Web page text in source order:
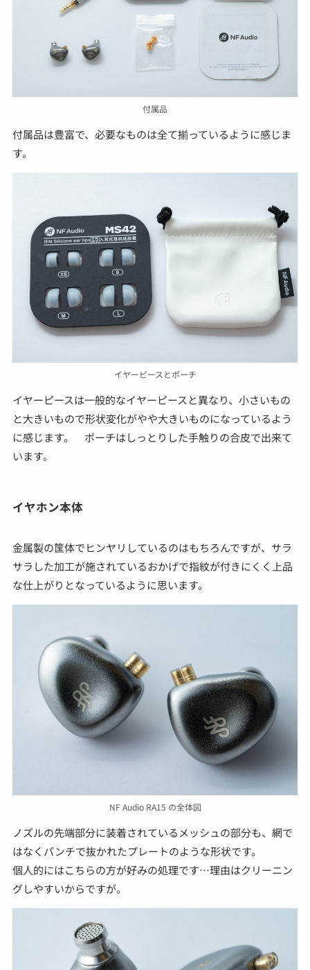
付属品
付属品は豊富で、必要なものは全て揃っているように感じま
す。
イヤーピースとポーチ
イヤーピースは一般的なイヤーピースと異なり、小さいもの
と大きいもので形状変化がやや大きいものになっているよう
に感じます。 ポーチはしっとりした手触りの合皮で出来て
います。
イヤホン本体
金属製の筺体でヒンヤリしているのはもちろんですが、サラ
サラした加工が施されているおかげで指紋が付きにくく上品
な仕上がりとなっているように思います。
NF Audio RA15 の全体図
ノズルの先端部分に装着されているメッシュの部分も、網で
はなくパンチで抜かれたプレートのような形状です。
個人的にはこちらの方が好みの処理です…理由はクリーニン
グしやすいからですが。